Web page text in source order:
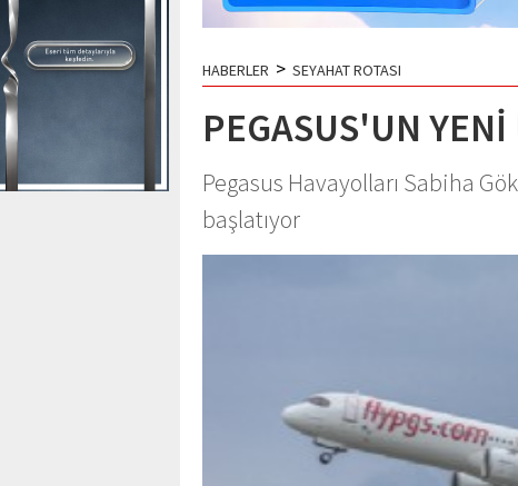
HABERLER > SEYAHAT ROTASI
PEGASUS'UN YENİ
Pegasus Havayolları Sabiha
başlatıyor